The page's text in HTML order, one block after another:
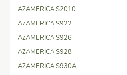
AZAMERICA S2010
AZAMERICA S922
AZAMERICA S926
AZAMERICA S928
AZAMERICA S930A